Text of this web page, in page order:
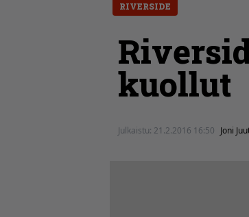
RIVERSIDE
kuollut
Julkaistu: 21.2.2016 16:50 Joni